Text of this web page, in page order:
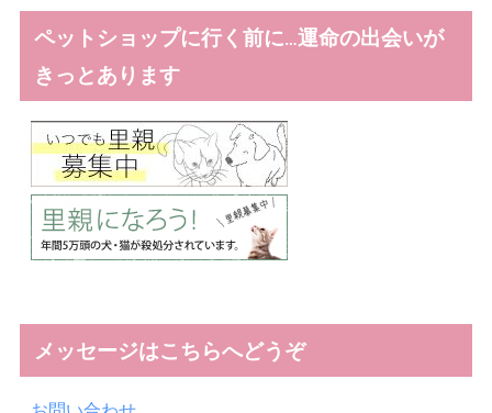
ペットショップに行く前に…運命の出会いが
きっとあります
メッセージはこちらへどうぞ